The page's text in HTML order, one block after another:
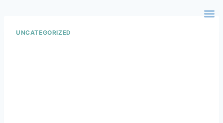
UNCATEGORIZED